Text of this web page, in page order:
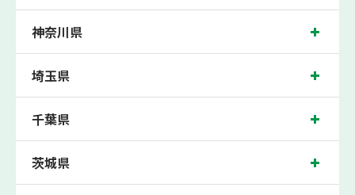
の科目が80点以上』になることを保証します。もし以上の基準を超えて学校成績が
上がらなければ、3学期目の対象科目授業料を全額免除し、1学期間無料で指導させ
ていただきます。＊定期テストの一科目あたりの満点数が100点でない地域では、
100点満点に換算した場合の上記 記載点数相当の内容を保証させていただきます。
千葉ニュータウン中央校では、小倉台小学校、木刈小学校、内野小学校の各小学校
ト、期末テストなどのテスト対策や高校受験・大学受験に向けた受験指導などを実
千葉ニュータウン中央近くの塾・個別指導塾。千葉県印西市中央北の小学生・中学
生・高校生の成績アップの塾・個別指導塾なら「森塾 千葉ニュータウン中央校」
神奈川県
埼玉県
千葉県
茨城県